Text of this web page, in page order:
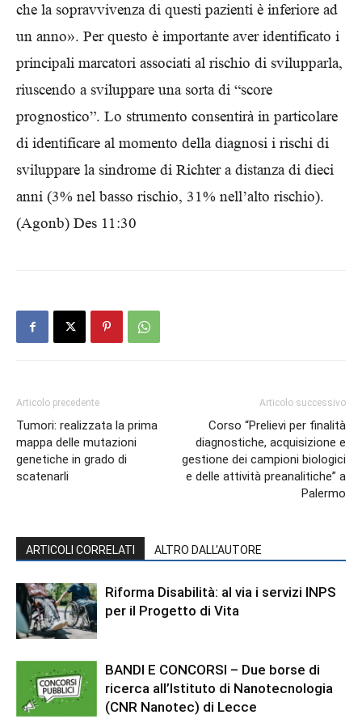
che la sopravvivenza di questi pazienti è inferiore ad
un anno». Per questo è importante aver identificato i
principali marcatori associati al rischio di svilupparla,
riuscendo a sviluppare una sorta di “score
prognostico”. Lo strumento consentirà in particolare
di identificare al momento della diagnosi i rischi di
sviluppare la sindrome di Richter a distanza di dieci
anni (3% nel basso rischio, 31% nell’alto rischio).
(Agonb) Des 11:30
Articolo precedente
Tumori: realizzata la prima
mappa delle mutazioni
genetiche in grado di
scatenarli
Articolo successivo
Corso “Prelievi per finalità
diagnostiche, acquisizione e
gestione dei campioni biologici
e delle attività preanalitiche” a
Palermo
ARTICOLI CORRELATI ALTRO DALL'AUTORE
Riforma Disabilità: al via i servizi INPS
per il Progetto di Vita
BANDI E CONCORSI – Due borse di
ricerca all’Istituto di Nanotecnologia
(CNR Nanotec) di Lecce